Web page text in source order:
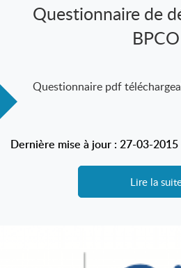
Questionnaire de
BPCO
Questionnaire pdf
Dernière mise à jour : 27-03-2015
Lire la